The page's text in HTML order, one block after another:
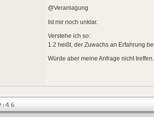
@Veranlagung
Ist mir noch unklar.
Verstehe ich so:
1.2 heißt, der Zuwachs an Erfahrung
Würde aber meine Anfrage nicht treffen.